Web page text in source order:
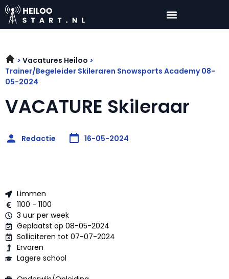
Vacatures Heiloo
Trainer/Begeleider Skileraren Snowsports Academy 08-
05-2024
VACATURE Skileraar
Redactie 16-05-2024
Limmen
1100 - 1100
3 uur per week
Geplaatst op 08-05-2024
Solliciteren tot 07-07-2024
Ervaren
Lagere school